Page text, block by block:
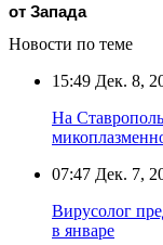
от Запада
Новости по теме
15:49 Дек. 8,
На
07:47 Дек. 7,
Вирусолог
в январе